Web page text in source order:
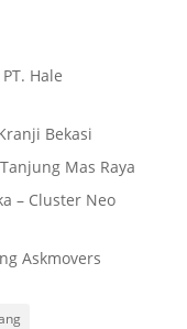
Hale
Bekasi
Mas Raya
– Cluster Neo
Askmovers